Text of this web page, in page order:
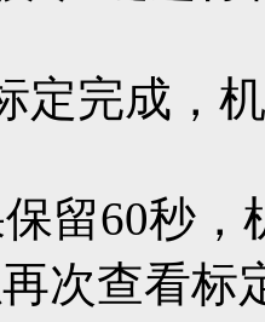
定完成，
留60秒
次查看标